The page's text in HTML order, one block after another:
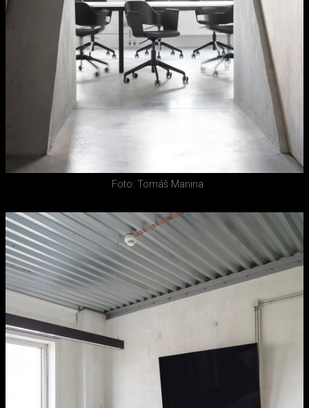
Foto: Tomáš Manina